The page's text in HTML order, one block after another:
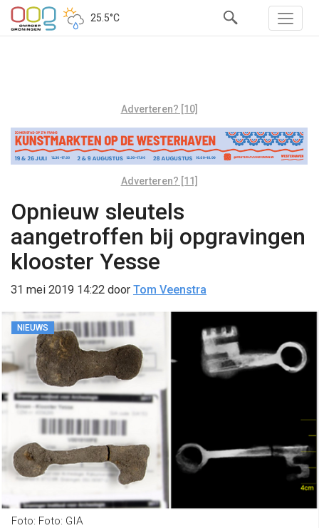
25.5°C
Adverteren? [10]
Adverteren? [11]
Opnieuw sleutels
aangetroffen bij opgravingen
klooster Yesse
31 mei 2019 14:22 door Tom Veenstra
NIEUWS
Foto: Foto: GIA